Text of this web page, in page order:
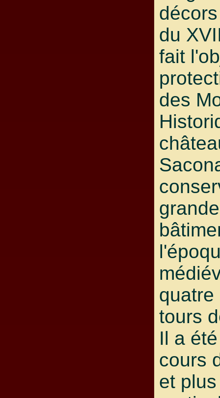
du
fait
des
quatre
tours
Il a
cours
et plus